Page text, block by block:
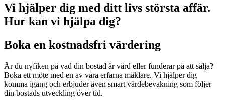
Vi hjälper dig med ditt livs största affär.
Hur kan vi hjälpa dig?
Boka en kostnadsfri värdering
Är du nyfiken på vad din bostad är värd eller funderar på att sälja?
Boka ett möte med en av våra erfarna mäklare. Vi hjälper dig
komma igång och erbjuder även smart värdebevakning som följer
din bostads utveckling över tid.